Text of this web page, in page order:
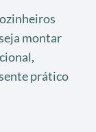
montar
prático